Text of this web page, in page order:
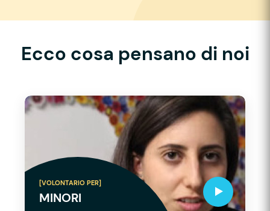
Ecco cosa pensano di noi
[VOLONTARIO PER]
MINORI